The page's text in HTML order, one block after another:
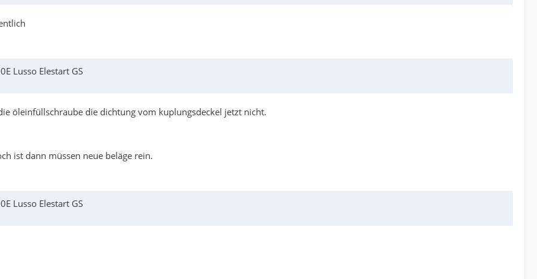
Lusso Elestart GS
öleinfüllschraube die dichtung vom kuplungsdeckel jetzt nicht.
ist dann müssen neue beläge rein.
Lusso Elestart GS